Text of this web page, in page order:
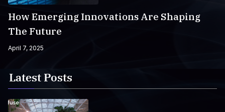
How Emerging Innovations Are Shaping
The Future
April 7, 2025
Latest Posts